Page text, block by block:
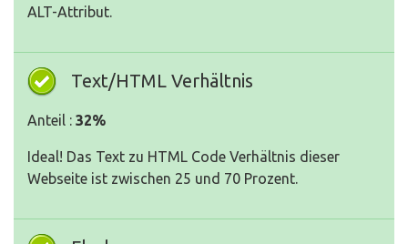
ALT-Attribut.
Text/HTML Verhältnis
Anteil : 32%
Ideal! Das Text zu HTML Code Verhältnis dieser
Webseite ist zwischen 25 und 70 Prozent.